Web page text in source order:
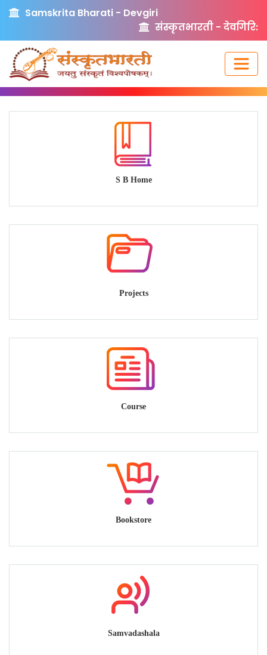
Samskrita Bharati - Devgiri
संस्कृतभारती - देवगिरि:
S B Home
Projects
Course
Bookstore
Samvadashala